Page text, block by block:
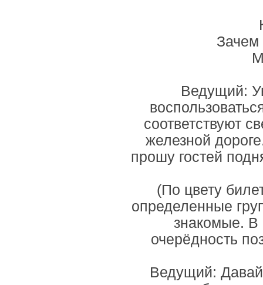
Зачем
Ведущий:
соответствуют
железной
прошу гостей
(По цвету
определенные
знакомые. В
очерёдность
Ведущий: